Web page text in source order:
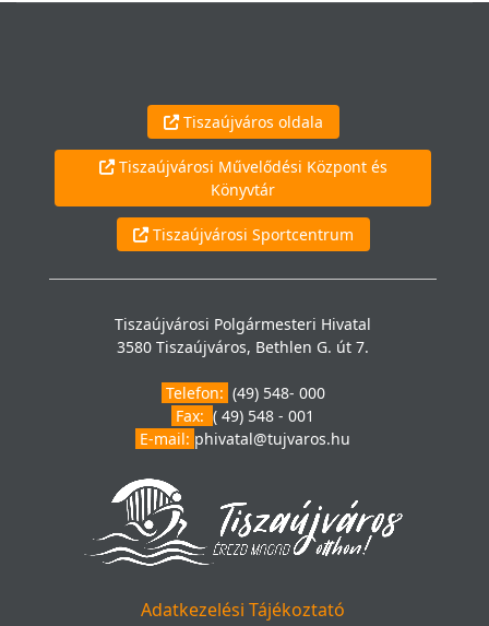
Tiszaújváros oldala
Tiszaújvárosi Művelődési Központ és
Könyvtár
Tiszaújvárosi Sportcentrum
Tiszaújvárosi Polgármesteri Hivatal
3580 Tiszaújváros, Bethlen G. út 7.
Telefon: (49) 548- 000
Fax: ( 49) 548 - 001
E-mail: phivatal@tujvaros.hu
Adatkezelési Tájékoztató